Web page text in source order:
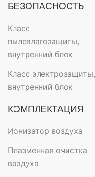
БЕЗОПАСНОСТЬ
Класс
пылевлагозащиты,
внутренний блок
Класс электрозащиты,
внутренний блок
КОМПЛЕКТАЦИЯ
Ионизатор воздуха
Плазменная очистка
воздуха